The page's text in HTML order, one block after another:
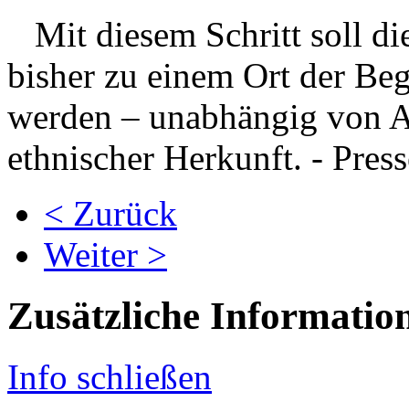
Mit diesem Schritt soll
bisher zu einem Ort der
werden – unabhängig von
ethnischer Herkunft. -
< Zurück
Weiter >
Zusätzliche
Info schließen